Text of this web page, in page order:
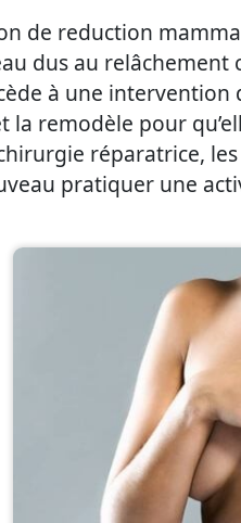
de reduction
dus au
à une
la remodèle pour
réparatrice,
pratiquer une